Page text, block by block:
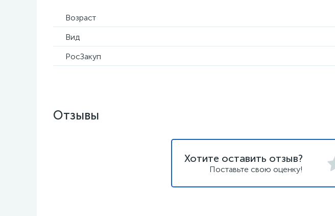
Возраст
Вид
РосЗакуп
Отзывы
Хотите оставить отзыв?
Поставьте свою оценку!